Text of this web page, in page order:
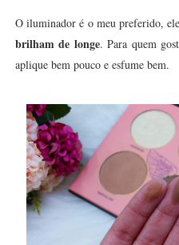
O iluminador é o meu preferido,
brilham de longe. Para quem
aplique bem pouco e esfume bem.